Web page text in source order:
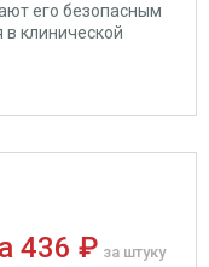
его безопасным
в клинической
436 ₽ за штуку